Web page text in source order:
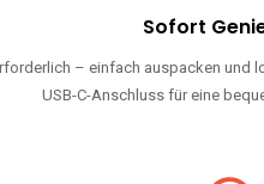
Sofort
– einfach auspacken und
USB-C-Anschluss für eine